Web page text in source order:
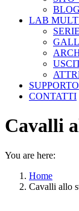
BLOG
LAB
SUPPORTO
CONTATTI
Cavalli
You are here:
Home
Cavalli allo